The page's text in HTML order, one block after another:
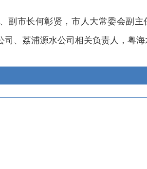
副市长何彰贤，市人大常委会副
、荔浦源水公司相关负责人，粤